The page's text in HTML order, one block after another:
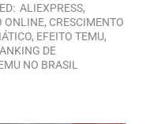
ALIEXPRESS,
ONLINE, CRESCIMENTO
, EFEITO TEMU,
DE
NO BRASIL